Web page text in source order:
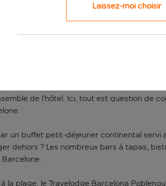
sympathique
de Barcelone, le Travelodge Barcelona
de boutiques et de bars à tapas
réunit l’essentiel pour passer un
de l’hôtel. Ici, tout est question de
un buffet petit-déjeuner continental
dehors ? Les nombreux bars à tapas,
Barcelone.
la plage, le Travelodge Barcelona
Laissez-moi choisir